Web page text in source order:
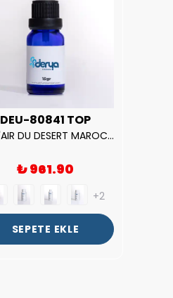
DEU-80841 TOP
|02 L'AIR DU DESERT MAROCAIN-TOP Kalite Unısex Parfüm Esansı.|
₺ 961.90
+2
SEPETE EKLE